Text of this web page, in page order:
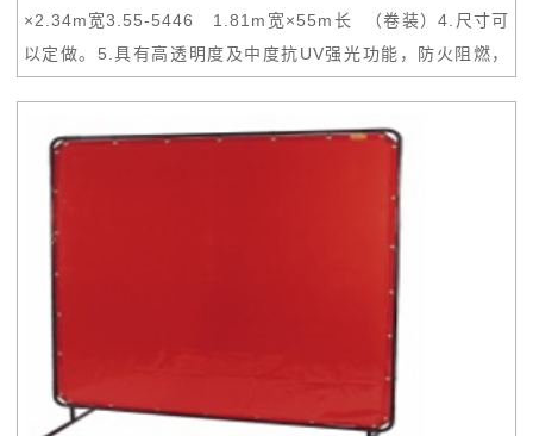
×2.34m宽3.55-5446 1.81m宽×55m长 （卷装）4.尺寸可
以定做。5.具有高透明度及中度抗UV强光功能，防火阻燃，
上，或可悬挂在轨道上组成活动的焊接屏风。